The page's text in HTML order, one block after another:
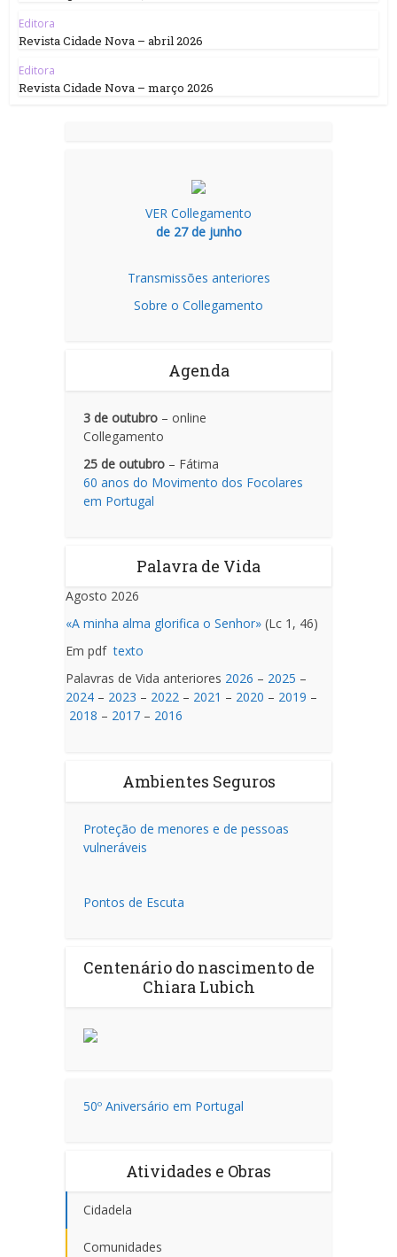
Editora
Revista Cidade Nova – abril 2026
Editora
Revista Cidade Nova – março 2026
VER Collegamento
de 27 de junho
Transmissões anteriores
Sobre o Collegamento
Agenda
3 de outubro – online
Collegamento
25 de outubro – Fátima
60 anos do Movimento dos Focolares
em Portugal
Palavra de Vida
Agosto 2026
«A minha alma glorifica o Senhor» (Lc 1, 46)
Em pdftexto
Palavras de Vida anteriores 2026 – 2025 –
2024 – 2023 – 2022 – 2021 – 2020 – 2019 –
2018 – 2017 – 2016
Ambientes Seguros
Proteção de menores e de pessoas
vulneráveis
Pontos de Escuta
Centenário do nascimento de
Chiara Lubich
50º Aniversário em Portugal
Atividades e Obras
Cidadela
Comunidades